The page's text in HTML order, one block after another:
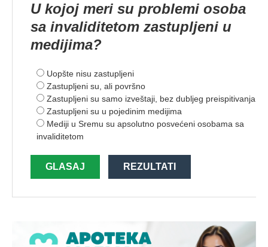
U kojoj meri su problemi osoba
sa invaliditetom zastupljeni u
medijima?
Uopšte nisu zastupljeni
Zastupljeni su, ali površno
Zastupljeni su samo izveštaji, bez dubljeg preispitivanja
Zastupljeni su u pojedinim medijima
Mediji u Sremu su apsolutno posvećeni osobama sa
invaliditetom
GLASAJ REZULTATI